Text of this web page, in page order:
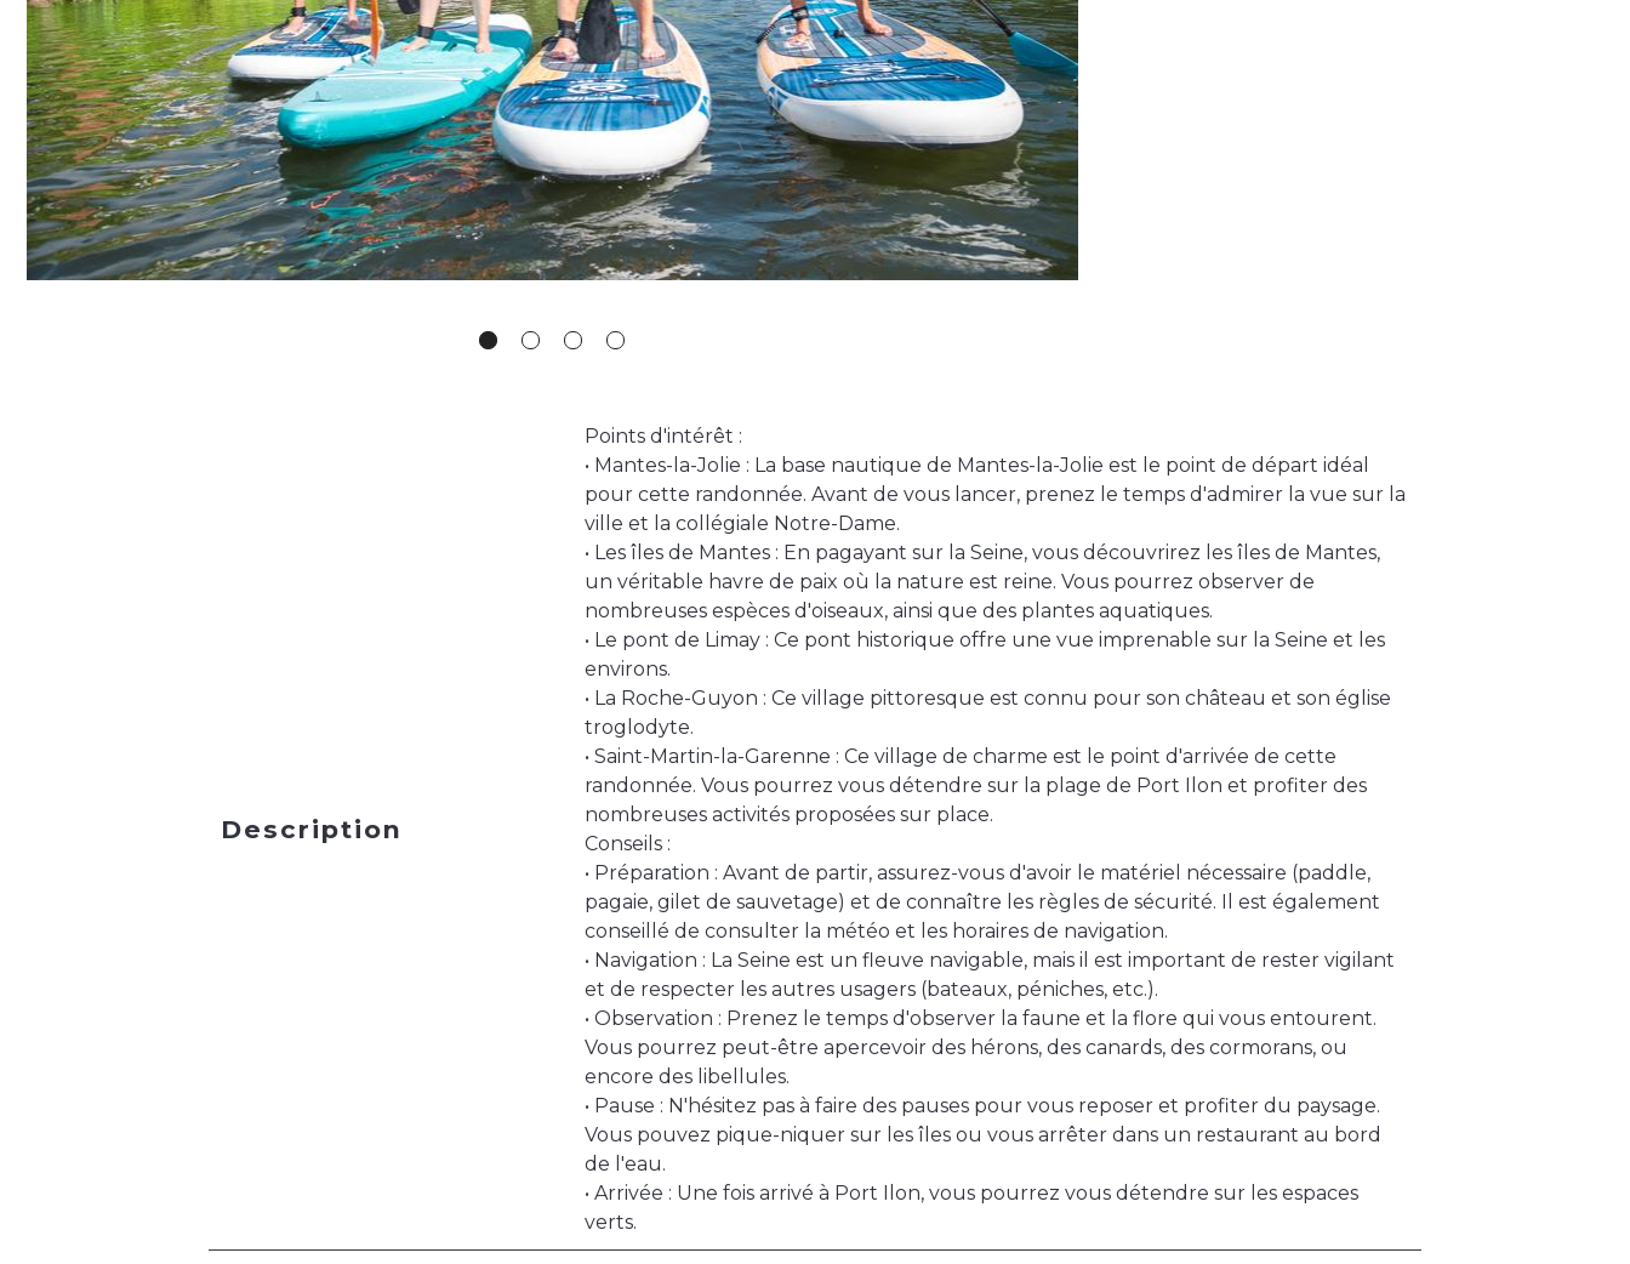
Description
Points d'intérêt :
• Mantes-la-Jolie : La base nautique de Mantes-la-Jolie est le point de départ idéal
pour cette randonnée. Avant de vous lancer, prenez le temps d'admirer la vue sur la
ville et la collégiale Notre-Dame.
• Les îles de Mantes : En pagayant sur la Seine, vous découvrirez les îles de Mantes,
un véritable havre de paix où la nature est reine. Vous pourrez observer de
nombreuses espèces d'oiseaux, ainsi que des plantes aquatiques.
• Le pont de Limay : Ce pont historique offre une vue imprenable sur la Seine et les
environs.
• La Roche-Guyon : Ce village pittoresque est connu pour son château et son église
troglodyte.
• Saint-Martin-la-Garenne : Ce village de charme est le point d'arrivée de cette
randonnée. Vous pourrez vous détendre sur la plage de Port Ilon et profiter des
nombreuses activités proposées sur place.
Conseils :
• Préparation : Avant de partir, assurez-vous d'avoir le matériel nécessaire (paddle,
pagaie, gilet de sauvetage) et de connaître les règles de sécurité. Il est également
conseillé de consulter la météo et les horaires de navigation.
• Navigation : La Seine est un fleuve navigable, mais il est important de rester vigilant
et de respecter les autres usagers (bateaux, péniches, etc.).
• Observation : Prenez le temps d'observer la faune et la flore qui vous entourent.
Vous pourrez peut-être apercevoir des hérons, des canards, des cormorans, ou
encore des libellules.
• Pause : N'hésitez pas à faire des pauses pour vous reposer et profiter du paysage.
Vous pouvez pique-niquer sur les îles ou vous arrêter dans un restaurant au bord
de l'eau.
• Arrivée : Une fois arrivé à Port Ilon, vous pourrez vous détendre sur les espaces
verts.